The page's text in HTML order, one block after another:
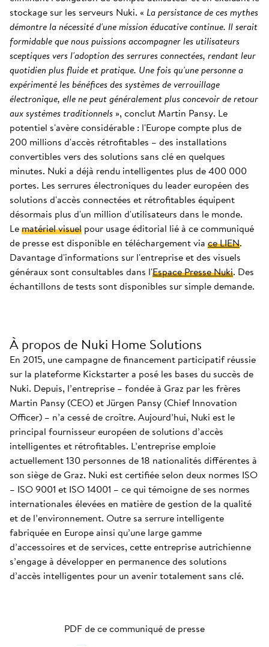
stockage sur les serveurs Nuki. « La persistance de ces mythes
démontre la nécessité d'une mission éducative continue. Il serait
formidable que nous puissions accompagner les utilisateurs
sceptiques vers l'adoption des serrures connectées, rendant leur
quotidien plus fluide et pratique. Une fois qu'une personne a
expérimenté les bénéfices des systèmes de verrouillage
électronique, elle ne peut généralement plus concevoir de retour
aux systèmes traditionnels », conclut Martin Pansy. Le
potentiel s'avère considérable : l'Europe compte plus de
200 millions d'accès rétrofitables – des installations
convertibles vers des solutions sans clé en quelques
minutes. Nuki a déjà rendu intelligentes plus de 400 000
portes. Les serrures électroniques du leader européen des
solutions d'accès connectées et rétrofitables équipent
désormais plus d'un million d'utilisateurs dans le monde.
Lematériel visuel pour usage éditorial lié à ce communiqué
de presse est disponible en téléchargement via ce LIEN.
Davantage d'informations sur l'entreprise et des visuels
généraux sont consultables dans l'Espace Presse Nuki. Des
échantillons de tests sont disponibles sur simple demande.
À propos de Nuki Home Solutions
En 2015, une campagne de financement participatif réussie
sur la plateforme Kickstarter a posé les bases du succès de
Nuki. Depuis, l’entreprise – fondée à Graz par les frères
Martin Pansy (CEO) et Jürgen Pansy (Chief Innovation
Officer) – n’a cessé de croître. Aujourd’hui, Nuki est le
principal fournisseur européen de solutions d’accès
intelligentes et rétrofitables. L’entreprise emploie
actuellement 130 personnes de 18 nationalités différentes à
son siège de Graz. Nuki est certifiée selon deux normes ISO
– ISO 9001 et ISO 14001 – ce qui témoigne de ses normes
internationales élevées en matière de gestion de la qualité
et de l’environnement. Outre sa serrure intelligente
fabriquée en Europe ainsi qu’une large gamme
d’accessoires et de services, cette entreprise autrichienne
s’engage à développer en permanence des solutions
d’accès intelligentes pour un avenir totalement sans clé.
PDF de ce communiqué de presse